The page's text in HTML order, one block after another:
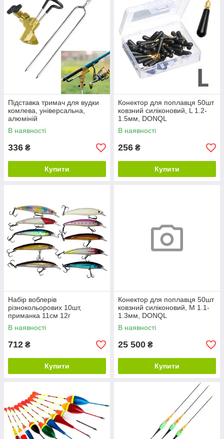
Підставка тримач для вудки
комлева, універсальна,
алюміній
В наявності
336 ₴
Купити
Конектор для поплавця 50шт
ковзний силіконовий, L 1.2-
1.5мм, DONQL
В наявності
256 ₴
Купити
Набір воблерів
різнокольорових 10шт,
приманка 11см 12г
В наявності
712 ₴
Купити
Конектор для поплавця 50шт
ковзний силіконовий, M 1.1-
1.3мм, DONQL
В наявності
25 500 ₴
Купити